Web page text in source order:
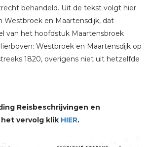
behandeld. Uit de tekst volgt hier
Westbroek en Maartensdijk, dat
van het hoofdstuk Maartensbroek
Westbroek en Maartensdijk op
1820, overigens niet uit hetzelfde
Reisbeschrijvingen en
het vervolg klik HIER.